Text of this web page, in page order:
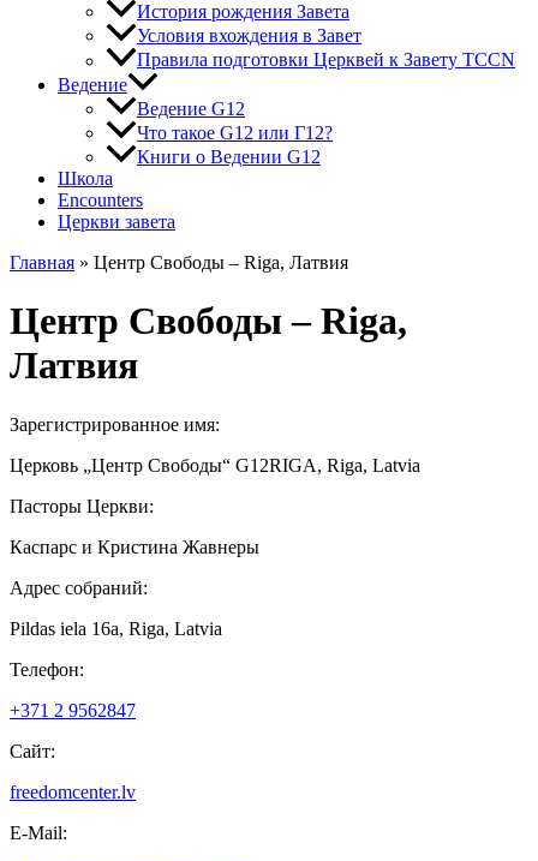
История рождения Завета
Условия вхождения в Завет
Правила подготовки Церквей к Завету TCCN
Ведение
Ведение G12
Что такое G12 или Г12?
Книги о Ведении G12
Школа
Encounters
Церкви завета
Главная » Центр Свободы – Riga, Латвия
Центр Свободы – Riga,
Латвия
Зарегистрированное имя:
Церковь „Центр Свободы“ G12RIGA, Riga, Latvia
Пасторы Церкви:
Каспарс и Кристина Жавнеры
Адрес собраний:
Pildas iela 16a, Riga, Latvia
Телефон:
+371 2 9562847
Сайт:
freedomcenter.lv
Е-Mail: